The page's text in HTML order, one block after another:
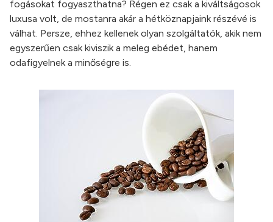
fogásokat fogyaszthatna? Régen ez csak a kiváltságosok
luxusa volt, de mostanra akár a hétköznapjaink részévé is
válhat. Persze, ehhez kellenek olyan szolgáltatók, akik nem
egyszerűen csak kiviszik a meleg ebédet, hanem
odafigyelnek a minőségre is.